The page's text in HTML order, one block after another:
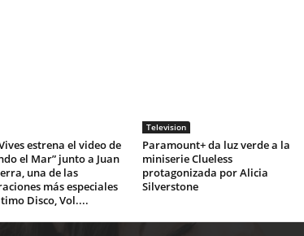
estrena el video de
el Mar” junto a Juan
una de las
más especiales
Disco, Vol....
Television
Paramount+ da luz verde a la
miniserie Clueless
protagonizada por Alicia
Silverstone